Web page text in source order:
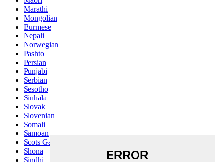
Marathi
Mongolian
Burmese
Nepali
Norwegian
Pashto
Persian
Punjabi
Serbian
Sesotho
Sinhala
Slovak
Slovenian
Somali
Samoan
Scots Gaelic
Shona
Sindhi